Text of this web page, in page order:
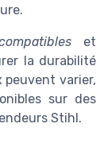
et
la durabilité
peuvent varier,
sur des
Stihl.